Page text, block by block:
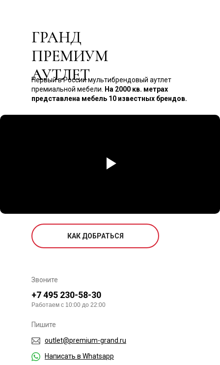
ГРАНД
ПРЕМИУМ
АУТЛЕТ
Первый в России мультибрендовый аутлет
премиальной мебели. На 2000 кв. метрах
представлена мебель 10 известных брендов.
КАК ДОБРАТЬСЯ
outlet@premium-grand.ru
Написать в Whatsapp
+7 495 230-58-30
Работаем с 10:00 до 22:00
Звоните
Пишите